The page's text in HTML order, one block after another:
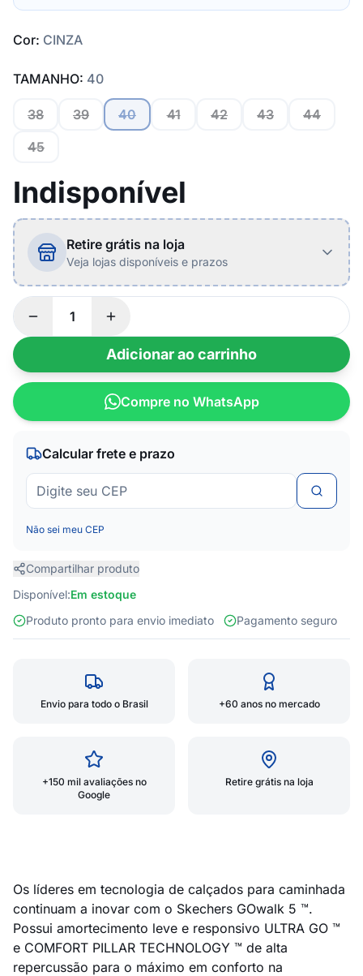
Cor: CINZA
TAMANHO: 40
38 39 40 41 42 43
44
45
Indisponível
Retire grátis na loja
Veja lojas disponíveis e prazos
Adicionar ao carrinho
Compre no WhatsApp
Calcular frete e prazo
Não sei meu CEP
Compartilhar produto
Disponível:Em estoque
Produto pronto para envio imediato
Pagamento seguro
Envio para todo o Brasil +60 anos no mercado
+150 mil avaliações no
Google
Retire grátis na loja
Os líderes em tecnologia de calçados para caminhada
continuam a inovar com o Skechers GOwalk 5 ™.
Possui amortecimento leve e responsivo ULTRA GO ™
e COMFORT PILLAR TECHNOLOGY ™ de alta
repercussão para o máximo em conforto na